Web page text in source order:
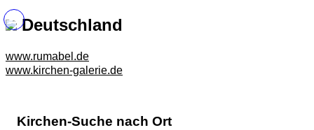
Deutschland
www.rumabel.de
www.kirchen-galerie.de
Kirchen-Suche nach Ort